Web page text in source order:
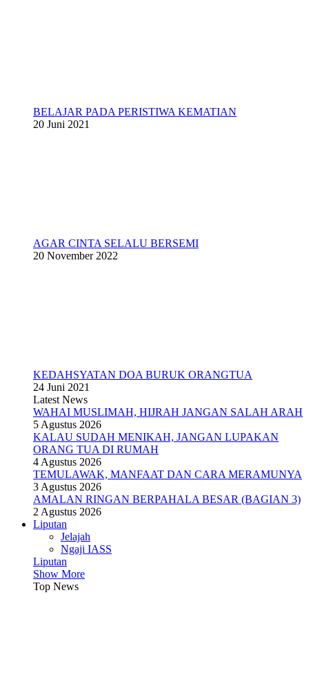
BELAJAR PADA PERISTIWA KEMATIAN
20 Juni 2021
AGAR CINTA SELALU BERSEMI
20 November 2022
KEDAHSYATAN DOA BURUK ORANGTUA
24 Juni 2021
Latest News
WAHAI MUSLIMAH, HIJRAH JANGAN SALAH ARAH
5 Agustus 2026
KALAU SUDAH MENIKAH, JANGAN LUPAKAN
ORANG TUA DI RUMAH
4 Agustus 2026
TEMULAWAK, MANFAAT DAN CARA MERAMUNYA
3 Agustus 2026
AMALAN RINGAN BERPAHALA BESAR (BAGIAN 3)
2 Agustus 2026
Liputan
Jelajah
Ngaji IASS
Liputan
Show More
Top News